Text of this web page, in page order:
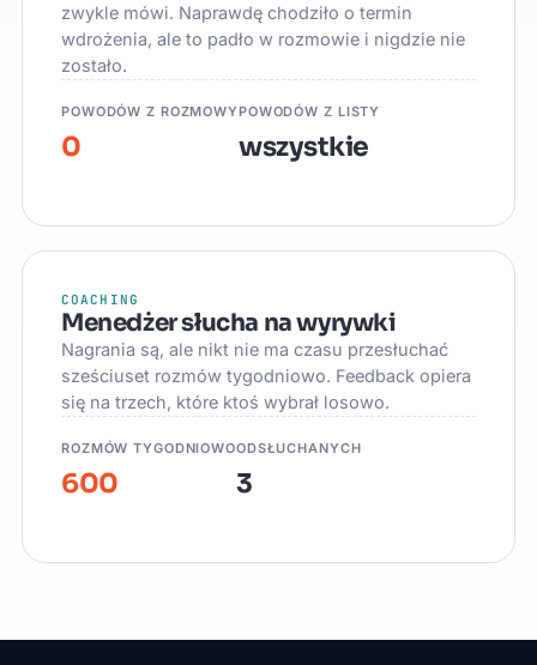
zwykle mówi. Naprawdę chodziło o termin
wdrożenia, ale to padło w rozmowie i nigdzie nie
zostało.
POWODÓW Z ROZMOWY
0
POWODÓW Z LISTY
wszystkie
COACHING
Menedżer słucha na wyrywki
Nagrania są, ale nikt nie ma czasu przesłuchać
sześciuset rozmów tygodniowo. Feedback opiera
się na trzech, które ktoś wybrał losowo.
ROZMÓW TYGODNIOWO
600
ODSŁUCHANYCH
3